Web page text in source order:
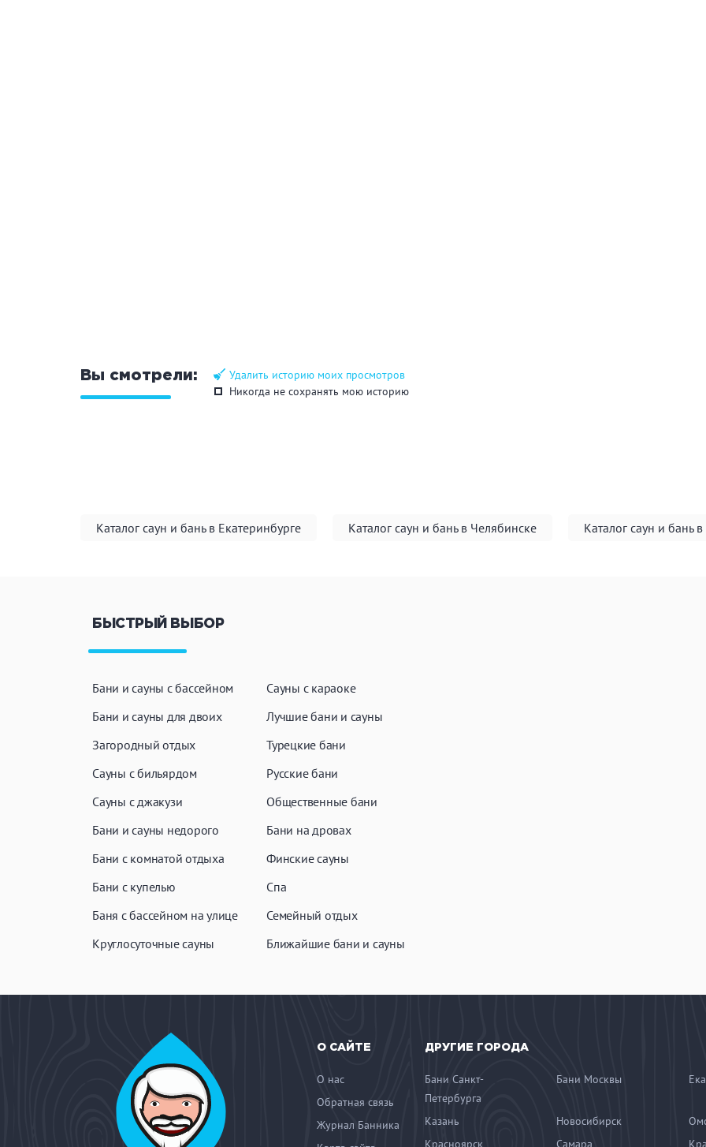
Вы смотрели:
Удалить историю моих просмотров
Никогда не сохранять мою историю
Каталог саун и бань в Екатеринбурге Каталог саун и бань в Челябинске Каталог саун и бань
БЫСТРЫЙ ВЫБОР
Бани и сауны с бассейном
Бани и сауны для двоих
Загородный отдых
Сауны с бильярдом
Сауны с джакузи
Бани и сауны недорого
Бани с комнатой отдыха
Бани с купелью
Баня с бассейном на улице
Круглосуточные сауны
Сауны с караоке
Лучшие бани и сауны
Турецкие бани
Русские бани
Общественные бани
Бани на дровах
Финские сауны
Спа
Семейный отдых
Ближайшие бани и сауны
О САЙТЕ
О нас
Обратная связь
Журнал Банника
ДРУГИЕ ГОРОДА
Бани Санкт-
Петербурга
Бани Москвы
Казань Новосибирск
Красноярск
Самара